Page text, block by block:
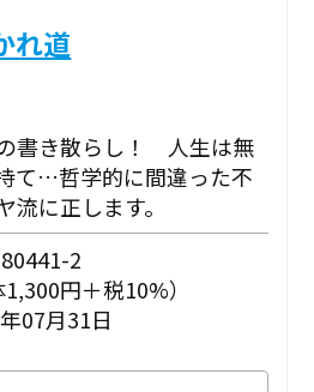
れ道
書き散らし！ 人生は無
て…哲学的に間違った不
に正します。
2
円＋税10%）
07月31日